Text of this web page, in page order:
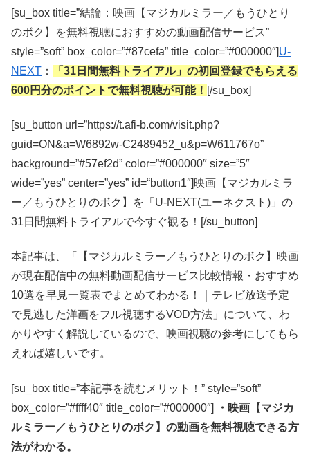
[su_box title=”結論：映画【マジカルミラー／もうひとり
のボク】を無料視聴におすすめの動画配信サービス”
style=”soft” box_color=”#87cefa” title_color=”#000000″]U-
NEXT ：
「31日間無料トライアル」の初回登録でもらえる
600円分のポイントで無料視聴が可能！ [/su_box]
[su_button url=”https://t.afi-b.com/visit.php?
guid=ON&a=W6892w-C2489452_u&p=W611767o”
background=”#57ef2d” color=”#000000″ size=”5″
wide=”yes” center=”yes” id=“button1″]映画【マジカルミラ
ー／もうひとりのボク】を「U-NEXT(ユーネクスト)」の
31日間無料トライアルで今すぐ観る！[/su_button]
本記事は、「【マジカルミラー／もうひとりのボク】映画
が現在配信中の無料動画配信サービス比較情報・おすすめ
10選を早見一覧表でまとめてわかる！｜テレビ放送予定
で見逃した洋画をフル視聴するVOD方法」について、わ
かりやすく解説しているので、映画視聴の参考にしてもら
えれば嬉しいです。
[su_box title=”本記事を読むメリット！” style=”soft”
box_color=”#ffff40″ title_color=”#000000″]
・映画【マジカ
ルミラー／もうひとりのボク】の動画を無料視聴できる方
法がわかる。